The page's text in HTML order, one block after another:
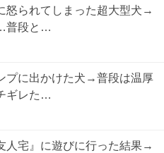
怒られてしまった超大型犬→
普段と…
プに出かけた犬→普段は温厚
ギレた…
人宅』に遊びに行った結果→